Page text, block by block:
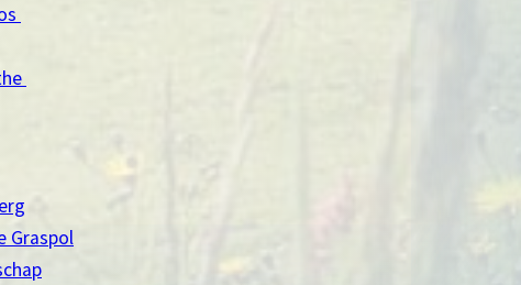
Graspol